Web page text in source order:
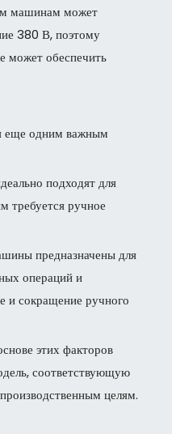
машинам может
380 В, поэтому
может обеспечить
еще одним важным
подходят для
требуется ручное
предназначены для
операций и
и сокращение ручного
этих факторов
соответствующую
целям.